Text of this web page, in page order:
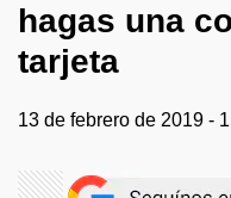
hagas una
tarjeta
13 de febrero de 2019 -